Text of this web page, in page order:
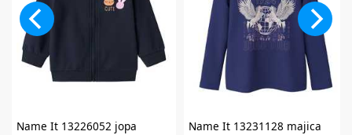
Name It13226052 jopa Name It13231128 majica